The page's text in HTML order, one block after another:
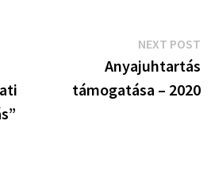
NEXT POST
Anyajuhtartás
támogatása – 2020